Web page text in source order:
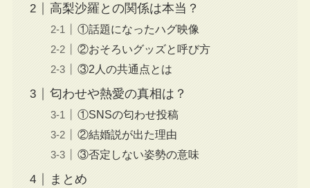
高梨沙羅との関係は本当？
①話題になったハグ映像
②おそろいグッズと呼び方
③2人の共通点とは
匂わせや熱愛の真相は？
①SNSの匂わせ投稿
②結婚説が出た理由
③否定しない姿勢の意味
まとめ